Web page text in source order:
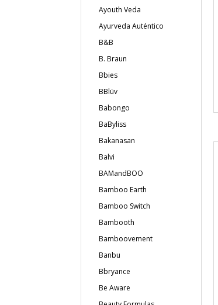
Ayouth Veda
Ayurveda Auténtico
B&B
B. Braun
Bbies
BBlüv
Babongo
BaByliss
Bakanasan
Balvi
BAMandBOO
Bamboo Earth
Bamboo Switch
Bambooth
Bamboovement
Banbu
Bbryance
Be Aware